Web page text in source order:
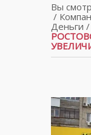
Вы
/
Деньги /